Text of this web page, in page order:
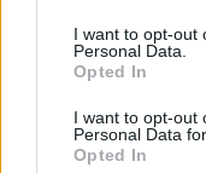
I want to opt-out
Personal Data.
Opted In
I want to opt-out
Personal Data
Opted In
migliaia di euro
fine i due Paesi